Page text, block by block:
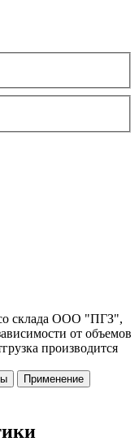
склада ООО "ПГЗ",
от объемов
производится
Применение